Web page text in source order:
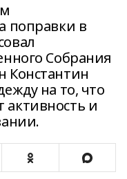
поправки в
Собрания
Константин
на то, что
и